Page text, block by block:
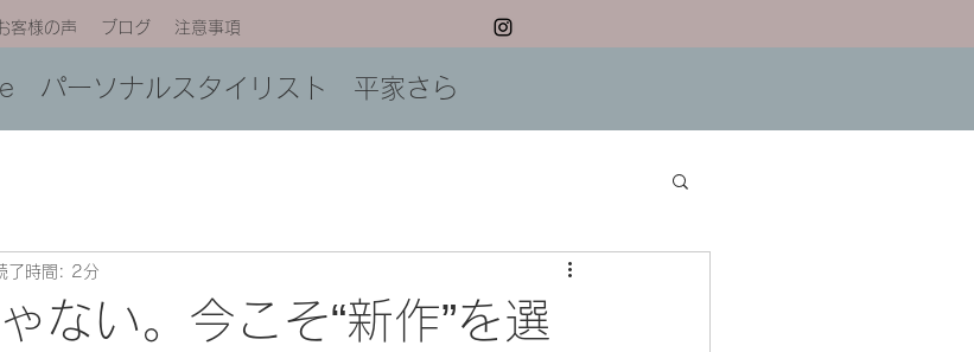
客様の声 ブログ 注意事項
パーソナルスタイリスト 平家さら
ない。今こそ“新作”を選
了時間: 2分